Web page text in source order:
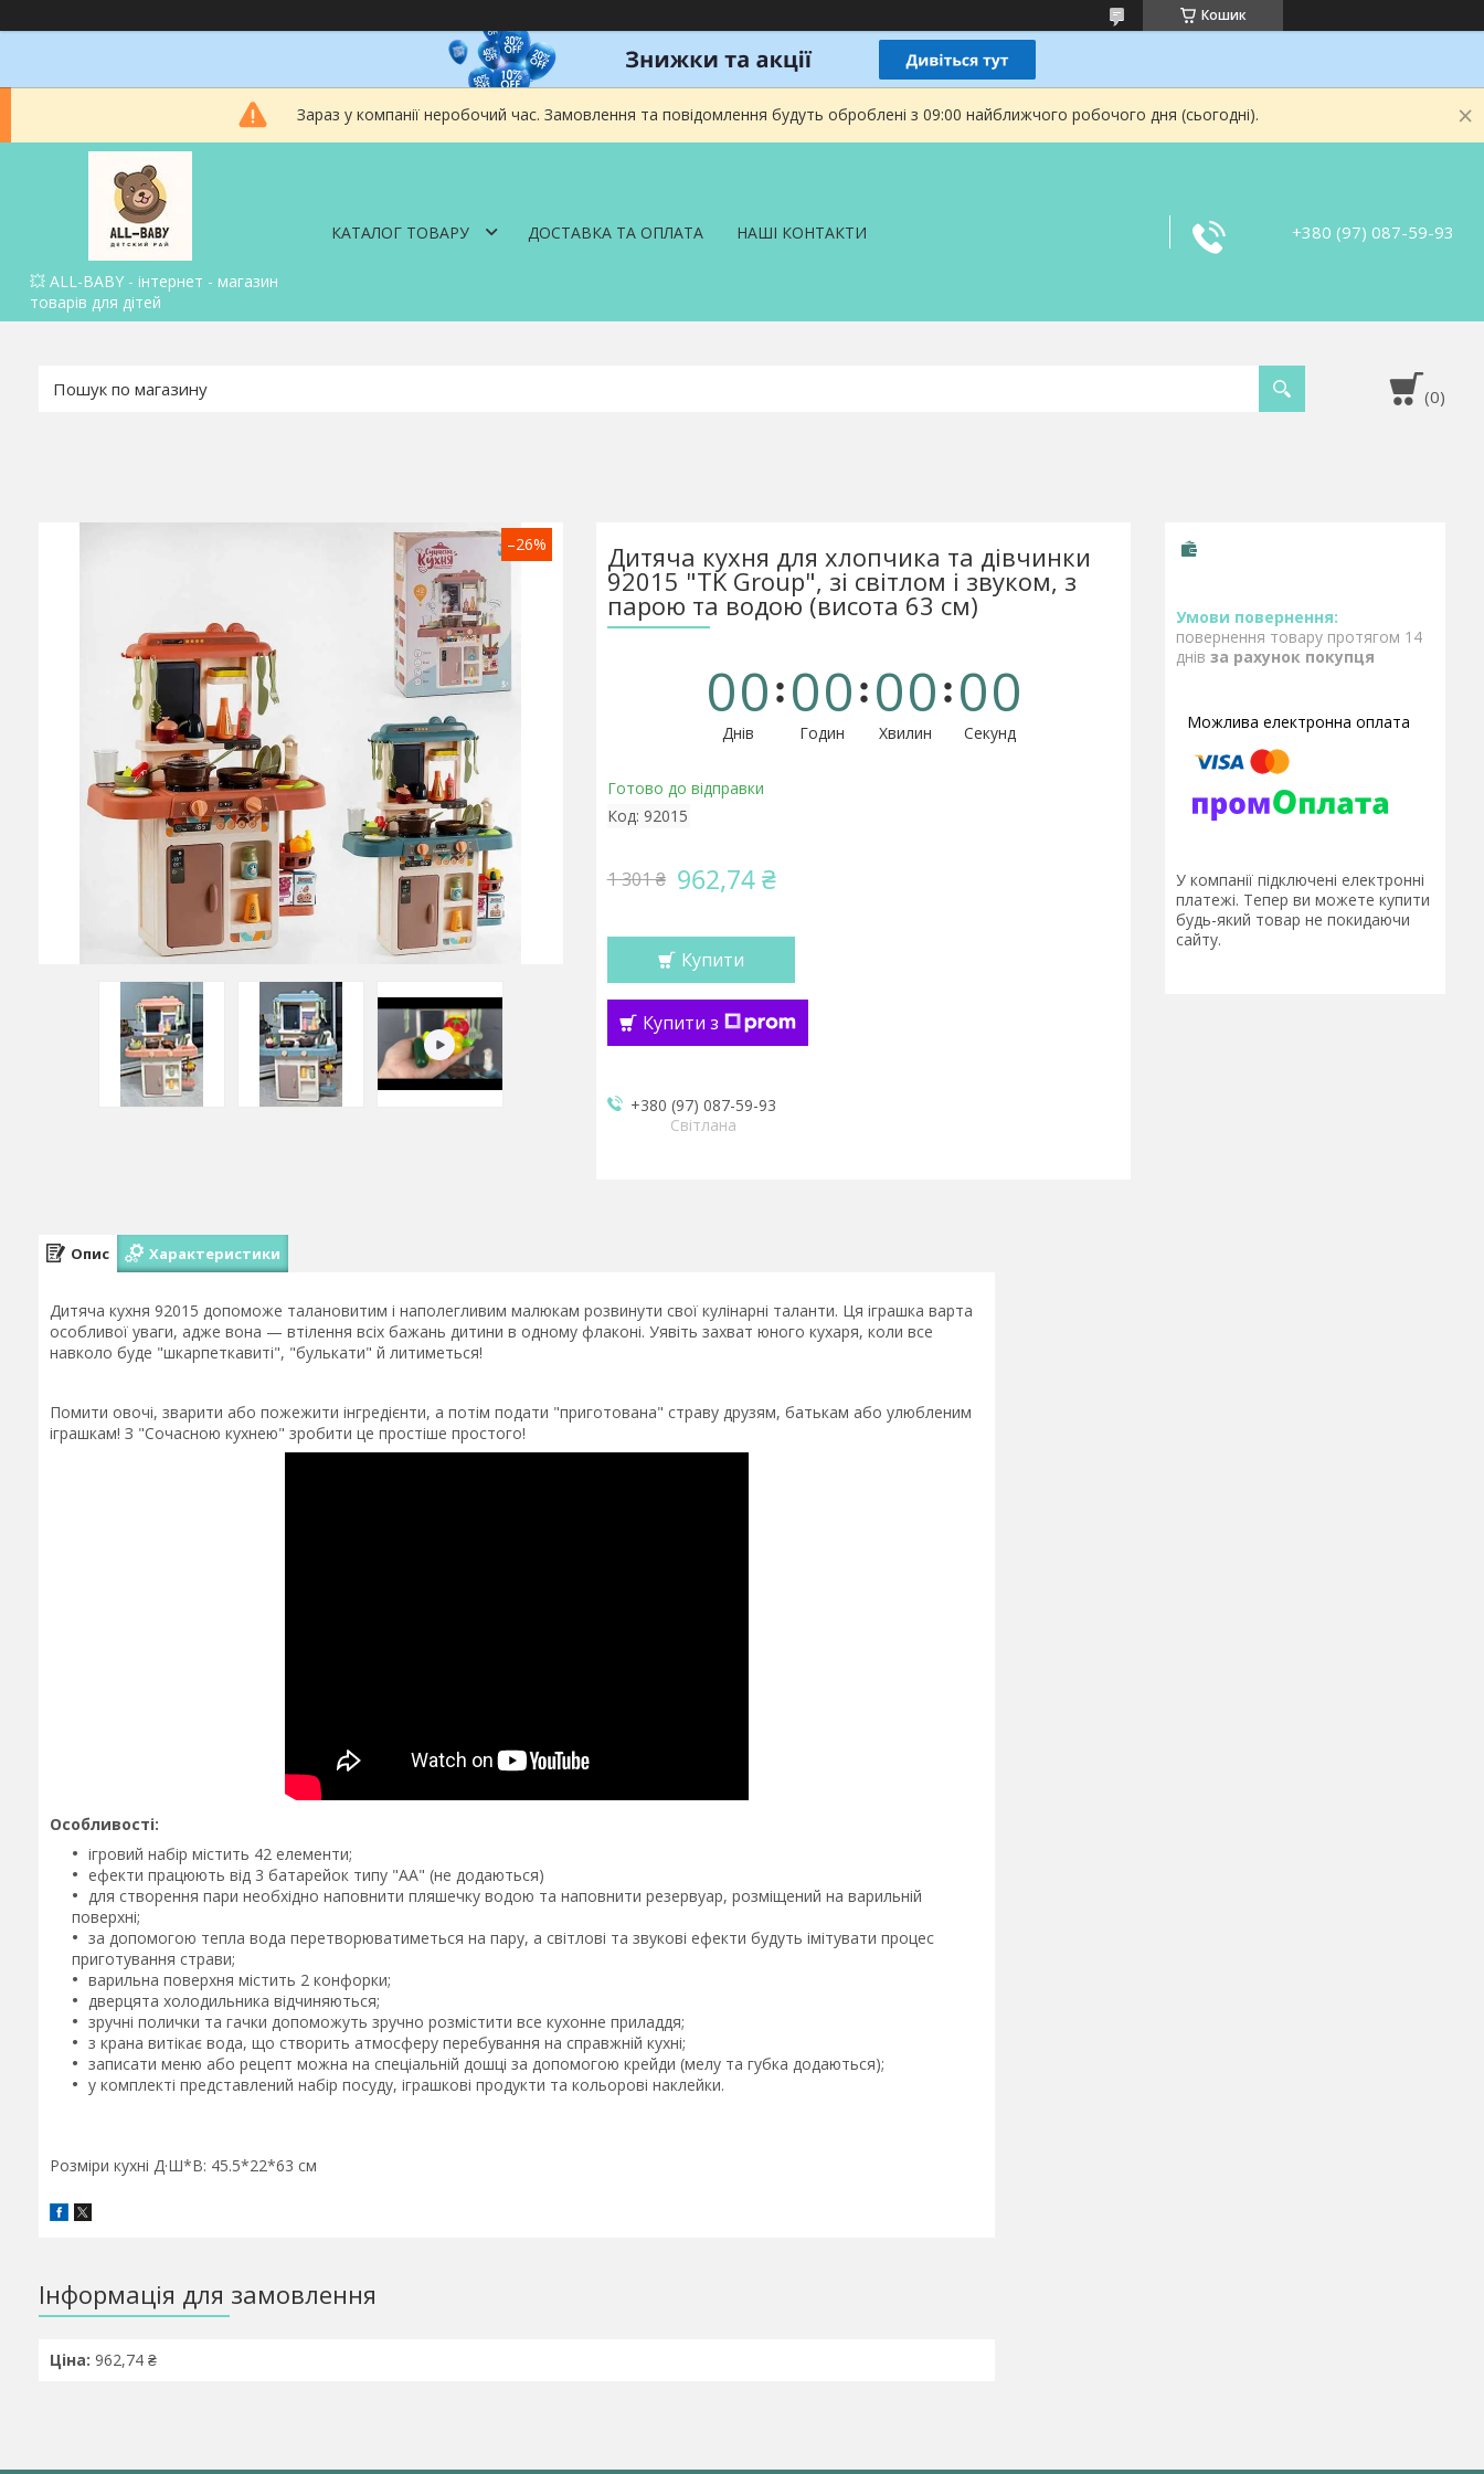
Кошик
Зараз у компанії неробочий час. Замовлення та повідомлення будуть оброблені з 09:00 найближчого робочого дня (сьогодні).
💥 ALL-BABY - інтернет - магазин
товарів для дітей
КАТАЛОГ ТОВАРУ ДОСТАВКА ТА ОПЛАТА НАШІ КОНТАКТИ +380 (97) 087-59-93
–26% Дитяча кухня для хлопчика та дівчинки
92015 "TK Group", зі світлом і звуком, з
парою та водою (висота 63 см)
00
Днів
00
Годин
00
Хвилин
00
Секунд
Готово до відправки
Код: 92015
1 301 ₴ 962,74 ₴
Купити
Купити з
+380 (97) 087-59-93
Світлана
повернення товару протягом 14
днів за рахунок покупця
У компанії підключені електронні
платежі. Тепер ви можете купити
будь-який товар не покидаючи
сайту.
Опис Характеристики
Дитяча кухня 92015 допоможе талановитим і наполегливим малюкам розвинути свої кулінарні таланти. Ця іграшка варта
особливої уваги, адже вона — втілення всіх бажань дитини в одному флаконі. Уявіть захват юного кухаря, коли все
навколо буде "шкарпеткавиті", "булькати" й литиметься!
Помити овочі, зварити або пожежити інгредієнти, а потім подати "приготована" страву друзям, батькам або улюбленим
іграшкам! З "Сочасною кухнею" зробити це простіше простого!
Особливості:
ігровий набір містить 42 елементи;
ефекти працюють від 3 батарейок типу "АА" (не додаються)
для створення пари необхідно наповнити пляшечку водою та наповнити резервуар, розміщений на варильній
поверхні;
за допомогою тепла вода перетворюватиметься на пару, а світлові та звукові ефекти будуть імітувати процес
приготування страви;
варильна поверхня містить 2 конфорки;
дверцята холодильника відчиняються;
зручні полички та гачки допоможуть зручно розмістити все кухонне приладдя;
з крана витікає вода, що створить атмосферу перебування на справжній кухні;
записати меню або рецепт можна на спеціальній дошці за допомогою крейди (мелу та губка додаються);
у комплекті представлений набір посуду, іграшкові продукти та кольорові наклейки.
Розміри кухні Д·Ш*В: 45.5*22*63 см
Інформація для замовлення
Ціна: 962,74 ₴